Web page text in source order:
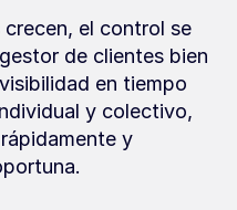
el control se
de clientes bien
en tiempo
y colectivo,
y